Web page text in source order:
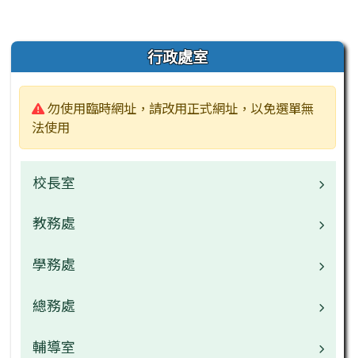
左邊區域內容 行政處室
警告:
勿使用臨時網址，請改用正式網址，以免選單無
法使用
校長室
校長介紹
校園公告
教務處
業務職掌
校園公告
常用連結
學務處
業務職掌
校園公告
總務處
業務職掌
輔導室